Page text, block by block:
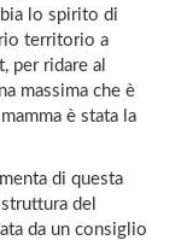
lo spirito di
territorio a
per ridare al
massima che è
è stata la
di questa
del
da un consiglio